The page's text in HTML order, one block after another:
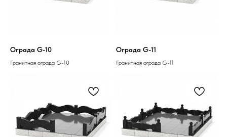
Ограда G-10
Гранитная ограда G-10
Ограда G-11
Гранитная ограда G-11